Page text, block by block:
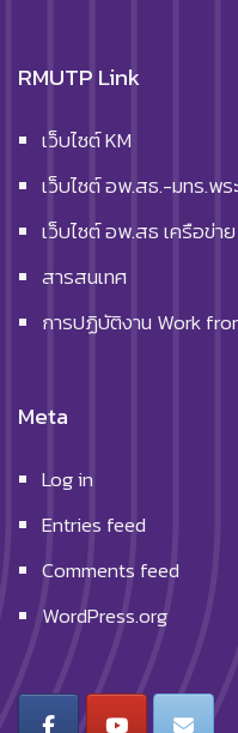
RMUTP Link
เว็บไซต์ KM
เว็บไซต์ อพ.สธ.-มทร.พร
เว็บไซต์ อพ.สธ เครือข่า
สารสนเทศ
การปฏิบัติงาน Work
Meta
Log in
Entries feed
Comments feed
WordPress.org